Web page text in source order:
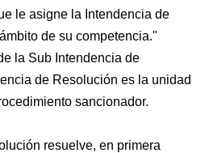
le asigne la Intendencia de
de su competencia."
la Sub Intendencia de
de Resolución es la unidad
sancionador.
resuelve, en primera